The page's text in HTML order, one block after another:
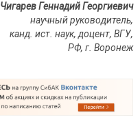
Чигарев Геннадий Георгиевич
научный руководитель,
канд. ист. наук, доцент, ВГУ,
РФ, г. Воронеж